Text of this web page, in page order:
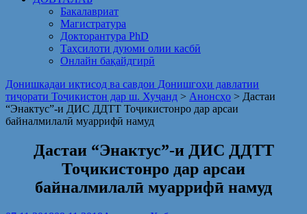
Бакалавриат
Магистратура
Докторантура PhD
Таҳсилоти дуюми олии касбӣ
Онлайн бақайдгирӣ
Донишкадаи иқтисод ва савдои Донишгоҳи давлатии
тиҷорати Тоҷикистон дар ш. Хуҷанд > Анонсҳо > Дастаи
“Энактус”-и ДИС ДДТТ Тоҷикистонро дар арсаи
байналмилалӣ муаррифӣ намуд
Дастаи “Энактус”-и ДИС ДДТТ
Тоҷикистонро дар арсаи
байналмилалӣ муаррифӣ намуд